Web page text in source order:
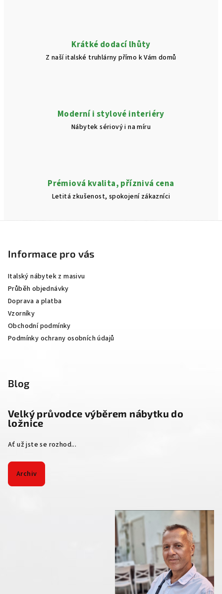
v
ý
p
Krátké dodací lhůty
Z naší italské truhlárny přímo k Vám domů
Moderní i stylové interiéry
Nábytek sériový i na míru
Prémiová kvalita, příznivá cena
Letitá zkušenost, spokojení zákazníci
Informace pro vás
Italský nábytek z masivu
Průběh objednávky
Doprava a platba
Vzorníky
Obchodní podmínky
Podmínky ochrany osobních údajů
Blog
Velký průvodce výběrem nábytku do
ložnice
Ať už jste se rozhod...
Archiv